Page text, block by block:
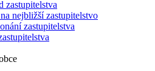
zastupitelstva
nejbližší zastupitelstvo
zastupitelstva